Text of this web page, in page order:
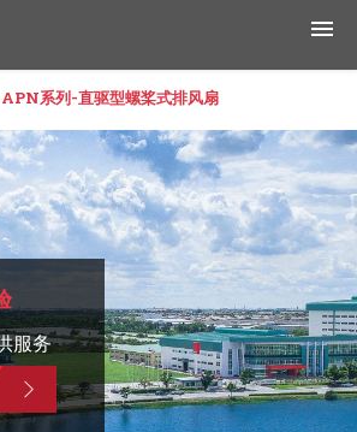
APN系列-直驱型螺桨式排风扇
服务